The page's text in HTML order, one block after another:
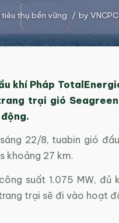
thụ bền vững / by
khí Pháp
trại gió
22/8, tuabin gió
khoảng 27 km.
suất 1.075 MW, đủ
trại sẽ đi vào hoạt